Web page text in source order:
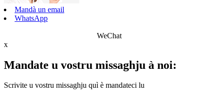
Mandà un email
WhatsApp
WeChat
x
Mandate u vostru missaghju à noi:
Scrivite u vostru missaghju quì è mandateci lu